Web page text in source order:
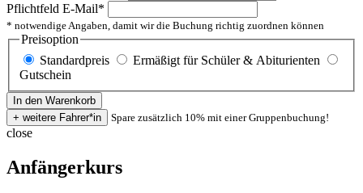
Pflichtfeld E-Mail*
* notwendige Angaben, damit wir die Buchung richtig zuordnen können
Preisoption
Standardpreis
Ermäßigt für Schüler & Abiturienten
Gutschein
Spare zusätzlich 10% mit einer Gruppenbuchung!
close
Anfängerkurs